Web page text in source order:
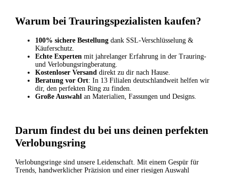
Warum bei Trauringspezialisten kaufen?
100% sichere Bestellungdank SSL-Verschlüsselung &
Käuferschutz.
Echte Experten mit jahrelanger Erfahrung in der Trauring-
und Verlobungsringberatung.
Kostenloser Versand direkt zu dir nach Hause.
Beratung vor Ort: In 13 Filialen deutschlandweit helfen wir
dir, den perfekten Ring zu finden.
Große Auswahl an Materialien, Fassungen und Designs.
Darum findest du bei uns deinen perfekten
Verlobungsring
Verlobungsringe sind unsere Leidenschaft. Mit einem Gespür für
Trends, handwerklicher Präzision und einer riesigen Auswahl